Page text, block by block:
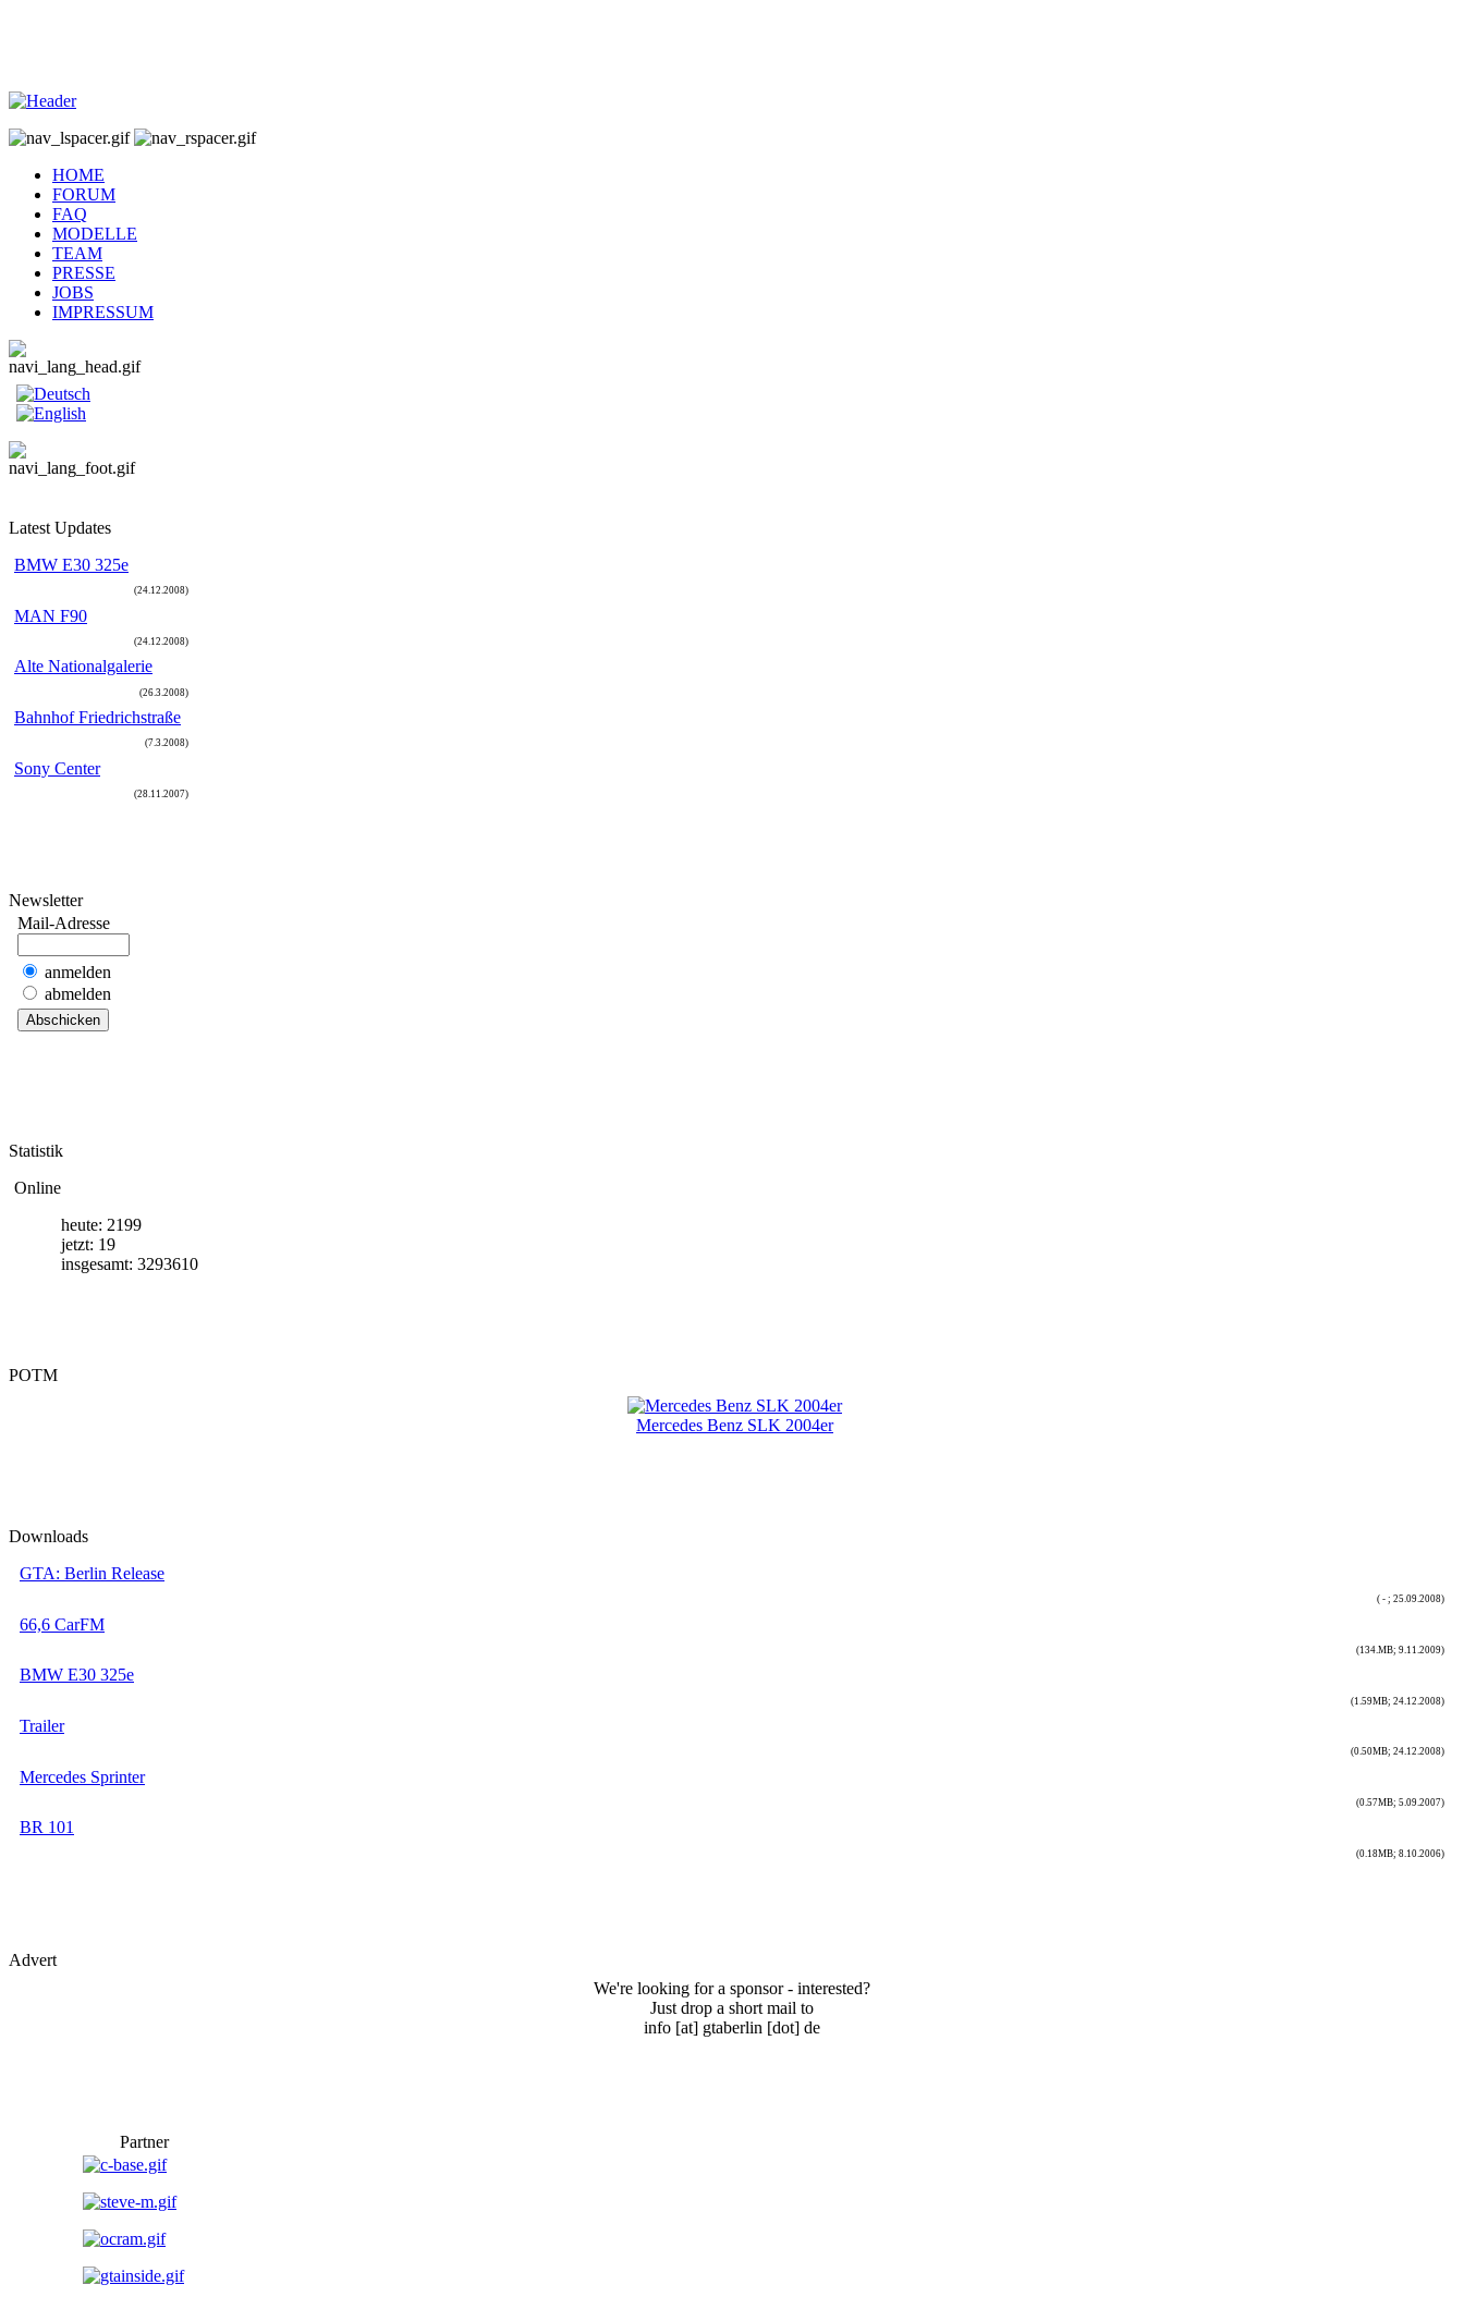
HOME
FORUM
FAQ
MODELLE
TEAM
PRESSE
JOBS
IMPRESSUM
Latest Updates
BMW E30 325e
(24.12.2008)
MAN F90
(24.12.2008)
Alte Nationalgalerie
(26.3.2008)
Bahnhof Friedrichstraße
(7.3.2008)
Sony Center
(28.11.2007)
Newsletter
Mail-Adresse
anmelden
abmelden
Statistik
Online
heute: 2199
jetzt: 19
insgesamt: 3293610
POTM
Mercedes Benz SLK 2004er
Downloads
GTA: Berlin Release
( - ; 25.09.2008)
66,6 CarFM
(134.MB; 9.11.2009)
BMW E30 325e
(1.59MB; 24.12.2008)
Trailer
(0.50MB; 24.12.2008)
Mercedes Sprinter
(0.57MB; 5.09.2007)
BR 101
(0.18MB; 8.10.2006)
Advert
We're looking for a sponsor - interested?
Just drop a short mail to
info [at] gtaberlin [dot] de
Partner